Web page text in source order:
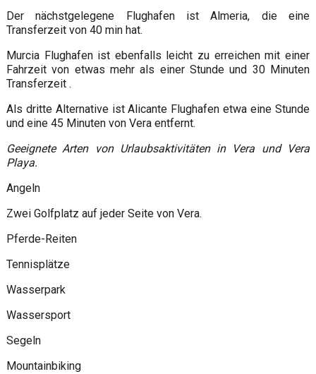
Der nächstgelegene Flughafen ist Almeria, die eine
Transferzeit von 40 min hat.
Murcia Flughafen ist ebenfalls leicht zu erreichen mit einer
Fahrzeit von etwas mehr als einer Stunde und 30 Minuten
Transferzeit .
Als dritte Alternative ist Alicante Flughafen etwa eine Stunde
und eine 45 Minuten von Vera entfernt.
Geeignete Arten von Urlaubsaktivitäten in Vera und Vera
Playa.
Angeln
Zwei Golfplatz auf jeder Seite von Vera.
Pferde-Reiten
Tennisplätze
Wasserpark
Wassersport
Segeln
Mountainbiking